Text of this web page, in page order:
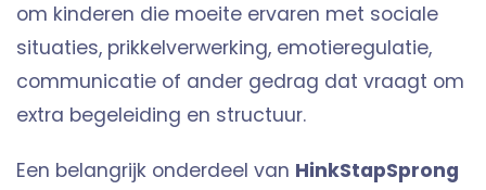
om kinderen die moeite ervaren met sociale
situaties, prikkelverwerking, emotieregulatie,
communicatie of ander gedrag dat vraagt om
extra begeleiding en structuur.
Een belangrijk onderdeel van HinkStapSprong